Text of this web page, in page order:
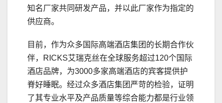
知名厂家共同研发产品，并以此厂家作为指定的
供应商。
目前，作为众多国际高端酒店集团的长期合作伙
伴，RICKS艾瑞克丝在全球服务超过120个国际
酒店品牌，为3000多家高端酒店的宾客提供护
脊好睡眠。经过众多酒店集团严苛的检验，证明
了其专业水平及产品质量等综合能力都是行业领